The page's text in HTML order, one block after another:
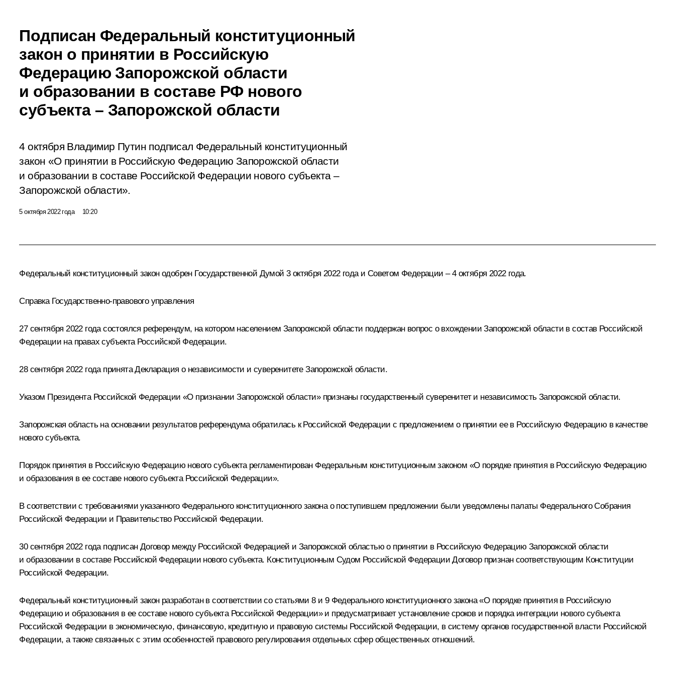
Подписан Федеральный конституционный
закон о принятии в Российскую
Федерацию Запорожской области
и образовании в составе РФ нового
субъекта – Запорожской области
4 октября Владимир Путин подписал Федеральный конституционный
закон «О принятии в Российскую Федерацию Запорожской области
и образовании в составе Российской Федерации нового субъекта –
Запорожской области».
5 октября 2022 года 10:20
Федеральный конституционный закон одобрен Государственной Думой 3 октября 2022 года и Советом Федерации – 4 октября 2022 года.
Справка Государственно-правового управления
27 сентября 2022 года состоялся референдум, на котором населением Запорожской области поддержан вопрос о вхождении Запорожской области в состав Российской
Федерации на правах субъекта Российской Федерации.
28 сентября 2022 года принята Декларация о независимости и суверенитете Запорожской области.
Указом Президента Российской Федерации «О признании Запорожской области» признаны государственный суверенитет и независимость Запорожской области.
Запорожская область на основании результатов референдума обратилась к Российской Федерации с предложением о принятии ее в Российскую Федерацию в качестве
нового субъекта.
Порядок принятия в Российскую Федерацию нового субъекта регламентирован Федеральным конституционным законом «О порядке принятия в Российскую Федерацию
и образования в ее составе нового субъекта Российской Федерации».
В соответствии с требованиями указанного Федерального конституционного закона о поступившем предложении были уведомлены палаты Федерального Собрания
Российской Федерации и Правительство Российской Федерации.
30 сентября 2022 года подписан Договор между Российской Федерацией и Запорожской областью о принятии в Российскую Федерацию Запорожской области
и образовании в составе Российской Федерации нового субъекта. Конституционным Судом Российской Федерации Договор признан соответствующим Конституции
Российской Федерации.
Федеральный конституционный закон разработан в соответствии со статьями 8 и 9 Федерального конституционного закона «О порядке принятия в Российскую
Федерацию и образования в ее составе нового субъекта Российской Федерации» и предусматривает установление сроков и порядка интеграции нового субъекта
Российской Федерации в экономическую, финансовую, кредитную и правовую системы Российской Федерации, в систему органов государственной власти Российской
Федерации, а также связанных с этим особенностей правового регулирования отдельных сфер общественных отношений.